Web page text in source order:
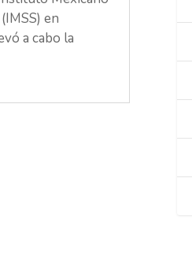
en
a cabo la